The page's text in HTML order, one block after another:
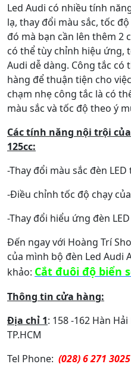
Led Audi có nhiều tính
lạ, thay đổi màu sắc, tốc
đó mà bạn cần lên thêm 2
có thể tùy chỉnh hiệu ứng,
Audi dễ dàng. Công tắc có
hàng để thuận tiện cho
chạm nhẹ công tắc là có
màu sắc và tốc độ theo ý
Các tính năng nội trội
125cc:
-Thay đổi màu sắc đèn
-Điều chỉnh tốc độ chạy
-Thay đổi hiểu ứng đèn LED
Đến ngay với Hoàng Trí
của mình bộ đèn Led Audi
khảo: Cắt đuôi độ biển
Thông tin cửa hàng:
Địa chỉ 1: 158 -162 Hàn
TP.HCM
Tel Phone: (028) 6 271 3025